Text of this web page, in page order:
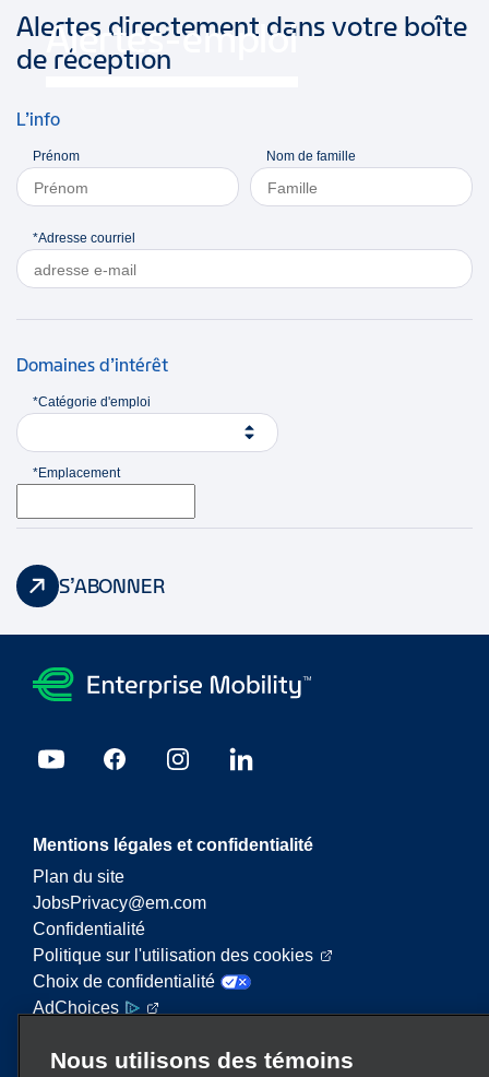
Alertes-emploi
Alertes directement dans votre boîte
de réception
L’info
Prénom Nom de famille
*Adresse courriel
Domaines d’intérêt
*Catégorie d'emploi
*Emplacement
S’ABONNER
Mentions légales et confidentialité
Plan du site
JobsPrivacy@em.com
Confidentialité
Politique sur l'utilisation des cookies
Choix de confidentialité
AdChoices
Enterprise Mobility est un important fournisseur de
Nous utilisons des témoins